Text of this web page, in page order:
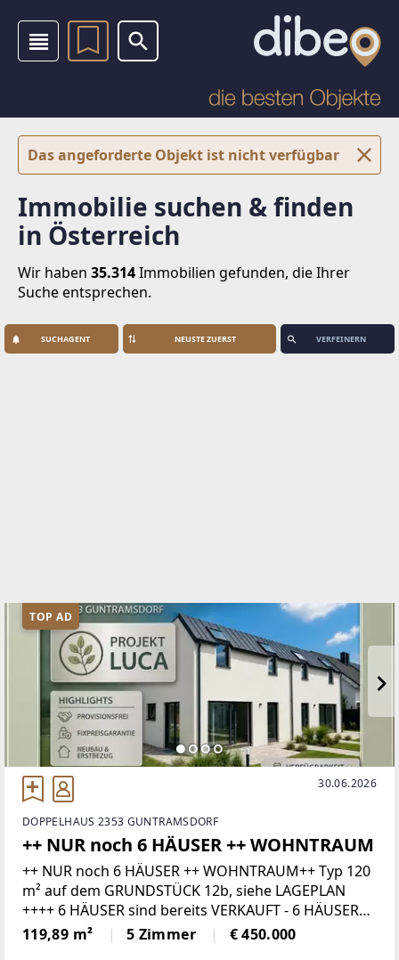
Das angeforderte Objekt ist nicht verfügbar
Immobilie suchen & finden
in Österreich
Wir haben 35.314Immobilien gefunden, die Ihrer
Suche entsprechen.
SUCHAGENT VERFEINERN
TOP AD
30.06.2026
DOPPELHAUS 2353 GUNTRAMSDORF
++ NUR noch 6 HÄUSER ++ WOHNTRAUM
++ NUR noch 6 HÄUSER ++ WOHNTRAUM++ Typ 120
m² auf dem GRUNDSTÜCK 12b, siehe LAGEPLAN
++++ 6 HÄUSER sind bereits VERKAUFT - 6 HÄUSER
noch verfügbar ++++ PREISWERTE DOPPELHÄUSER
auf Baurechtsgrund ++ ++ PROVISIONSFREI
119,89 m² 5 Zimmer € 450.000